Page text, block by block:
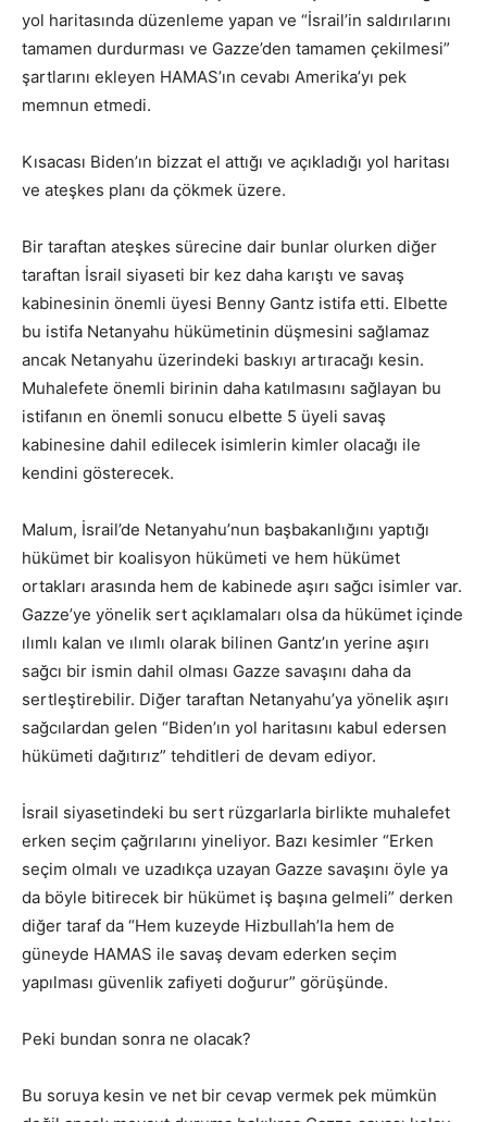
yol haritasında düzenleme yapan ve “İsrail’in saldırılarını
tamamen durdurması ve Gazze’den tamamen çekilmesi”
şartlarını ekleyen HAMAS’ın cevabı Amerika’yı pek
memnun etmedi.
Kısacası Biden’ın bizzat el attığı ve açıkladığı yol haritası
ve ateşkes planı da çökmek üzere.
Bir taraftan ateşkes sürecine dair bunlar olurken diğer
taraftan İsrail siyaseti bir kez daha karıştı ve savaş
kabinesinin önemli üyesi Benny Gantz istifa etti. Elbette
bu istifa Netanyahu hükümetinin düşmesini sağlamaz
ancak Netanyahu üzerindeki baskıyı artıracağı kesin.
Muhalefete önemli birinin daha katılmasını sağlayan bu
istifanın en önemli sonucu elbette 5 üyeli savaş
kabinesine dahil edilecek isimlerin kimler olacağı ile
kendini gösterecek.
Malum, İsrail’de Netanyahu’nun başbakanlığını yaptığı
hükümet bir koalisyon hükümeti ve hem hükümet
ortakları arasında hem de kabinede aşırı sağcı isimler var.
Gazze’ye yönelik sert açıklamaları olsa da hükümet içinde
ılımlı kalan ve ılımlı olarak bilinen Gantz’ın yerine aşırı
sağcı bir ismin dahil olması Gazze savaşını daha da
sertleştirebilir. Diğer taraftan Netanyahu’ya yönelik aşırı
sağcılardan gelen “Biden’ın yol haritasını kabul edersen
hükümeti dağıtırız” tehditleri de devam ediyor.
İsrail siyasetindeki bu sert rüzgarlarla birlikte muhalefet
erken seçim çağrılarını yineliyor. Bazı kesimler “Erken
seçim olmalı ve uzadıkça uzayan Gazze savaşını öyle ya
da böyle bitirecek bir hükümet iş başına gelmeli” derken
diğer taraf da “Hem kuzeyde Hizbullah’la hem de
güneyde HAMAS ile savaş devam ederken seçim
yapılması güvenlik zafiyeti doğurur” görüşünde.
Peki bundan sonra ne olacak?
Bu soruya kesin ve net bir cevap vermek pek mümkün